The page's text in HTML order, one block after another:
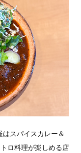
はスパイスカレー＆
ロ料理が楽しめる店